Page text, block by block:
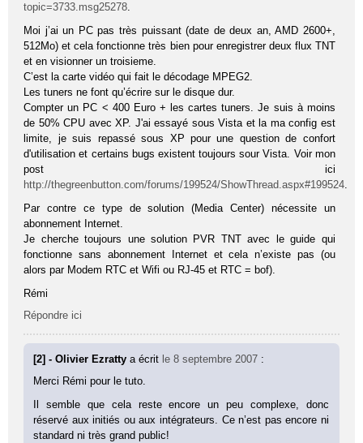
topic=3733.msg25278.
Moi j’ai un PC pas très puissant (date de deux an, AMD 2600+,
512Mo) et cela fonctionne très bien pour enregistrer deux flux TNT
et en visionner un troisieme.
C’est la carte vidéo qui fait le décodage MPEG2.
Les tuners ne font qu’écrire sur le disque dur.
Compter un PC < 400 Euro + les cartes tuners. Je suis à moins
de 50% CPU avec XP. J'ai essayé sous Vista et la ma config est
limite, je suis repassé sous XP pour une question de confort
d'utilisation et certains bugs existent toujours sour Vista. Voir mon
post ici
http://thegreenbutton.com/forums/199524/ShowThread.aspx#199524.
Par contre ce type de solution (Media Center) nécessite un
abonnement Internet.
Je cherche toujours une solution PVR TNT avec le guide qui
fonctionne sans abonnement Internet et cela n’existe pas (ou
alors par Modem RTC et Wifi ou RJ-45 et RTC = bof).
Rémi
Répondre ici
[2] - Olivier Ezrattya écrit le 8 septembre 2007 :
Merci Rémi pour le tuto.
Il semble que cela reste encore un peu complexe, donc
réservé aux initiés ou aux intégrateurs. Ce n’est pas encore ni
standard ni très grand public!